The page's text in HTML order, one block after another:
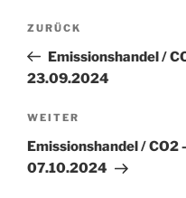
Beitragsnavigation
Vorheriger
Beitrag
ZURÜCK
Emissionshandel /
23.09.2024
Nächster
Beitrag
WEITER
Emissionshandel /
07.10.2024